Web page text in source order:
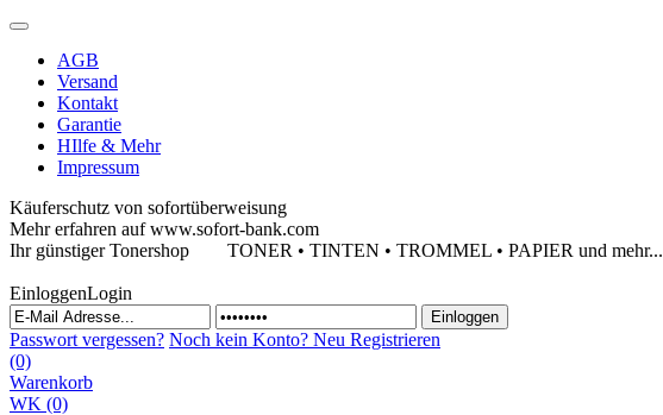
AGB
Versand
Kontakt
Garantie
HIlfe & Mehr
Impressum
Käuferschutz von sofortüberweisung
Mehr erfahren auf www.sofort-bank.com
Ihr günstiger Tonershop TONER • TINTEN • TROMMEL • PAPIER und mehr...
EinloggenLogin
Passwort vergessen? Noch kein Konto? Neu Registrieren
(0)
Warenkorb
WK (0)